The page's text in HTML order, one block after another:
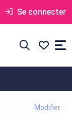
Se connecter